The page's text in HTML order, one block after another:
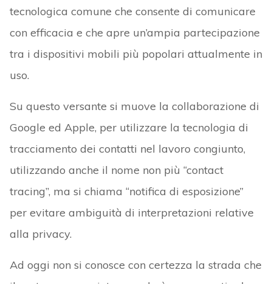
tecnologica comune che consente di comunicare
con efficacia e che apre un’ampia partecipazione
tra i dispositivi mobili più popolari attualmente in
uso.
Su questo versante si muove la collaborazione di
Google ed Apple, per utilizzare la tecnologia di
tracciamento dei contatti nel lavoro congiunto,
utilizzando anche il nome non più “contact
tracing”, ma si chiama “notifica di esposizione”
per evitare ambiguità di interpretazioni relative
alla privacy.
Ad oggi non si conosce con certezza la strada che